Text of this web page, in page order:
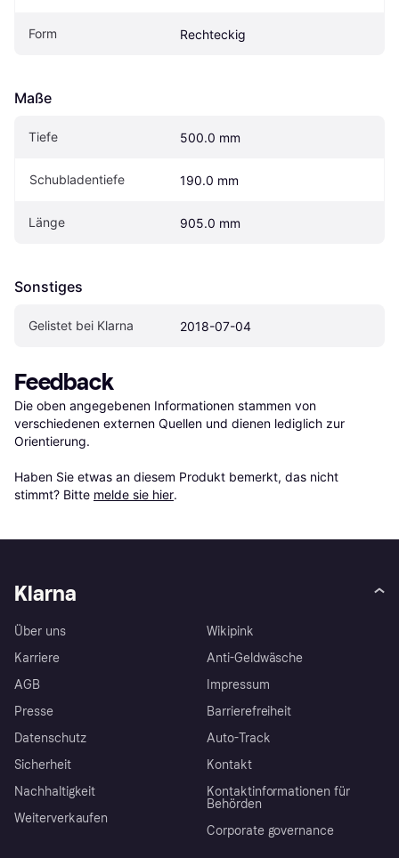
Form Rechteckig
Maße
Tiefe 500.0 mm
Schubladentiefe 190.0 mm
Länge 905.0 mm
Sonstiges
Gelistet bei Klarna 2018-07-04
Feedback
Die oben angegebenen Informationen stammen von
verschiedenen externen Quellen und dienen lediglich zur
Orientierung.
Haben Sie etwas an diesem Produkt bemerkt, das nicht
stimmt? Bitte melde sie hier.
Klarna
Über uns
Karriere
AGB
Presse
Datenschutz
Sicherheit
Nachhaltigkeit
Weiterverkaufen
Wikipink
Anti-Geldwäsche
Impressum
Barrierefreiheit
Auto-Track
Kontakt
Kontaktinformationen für
Behörden
Corporate governance